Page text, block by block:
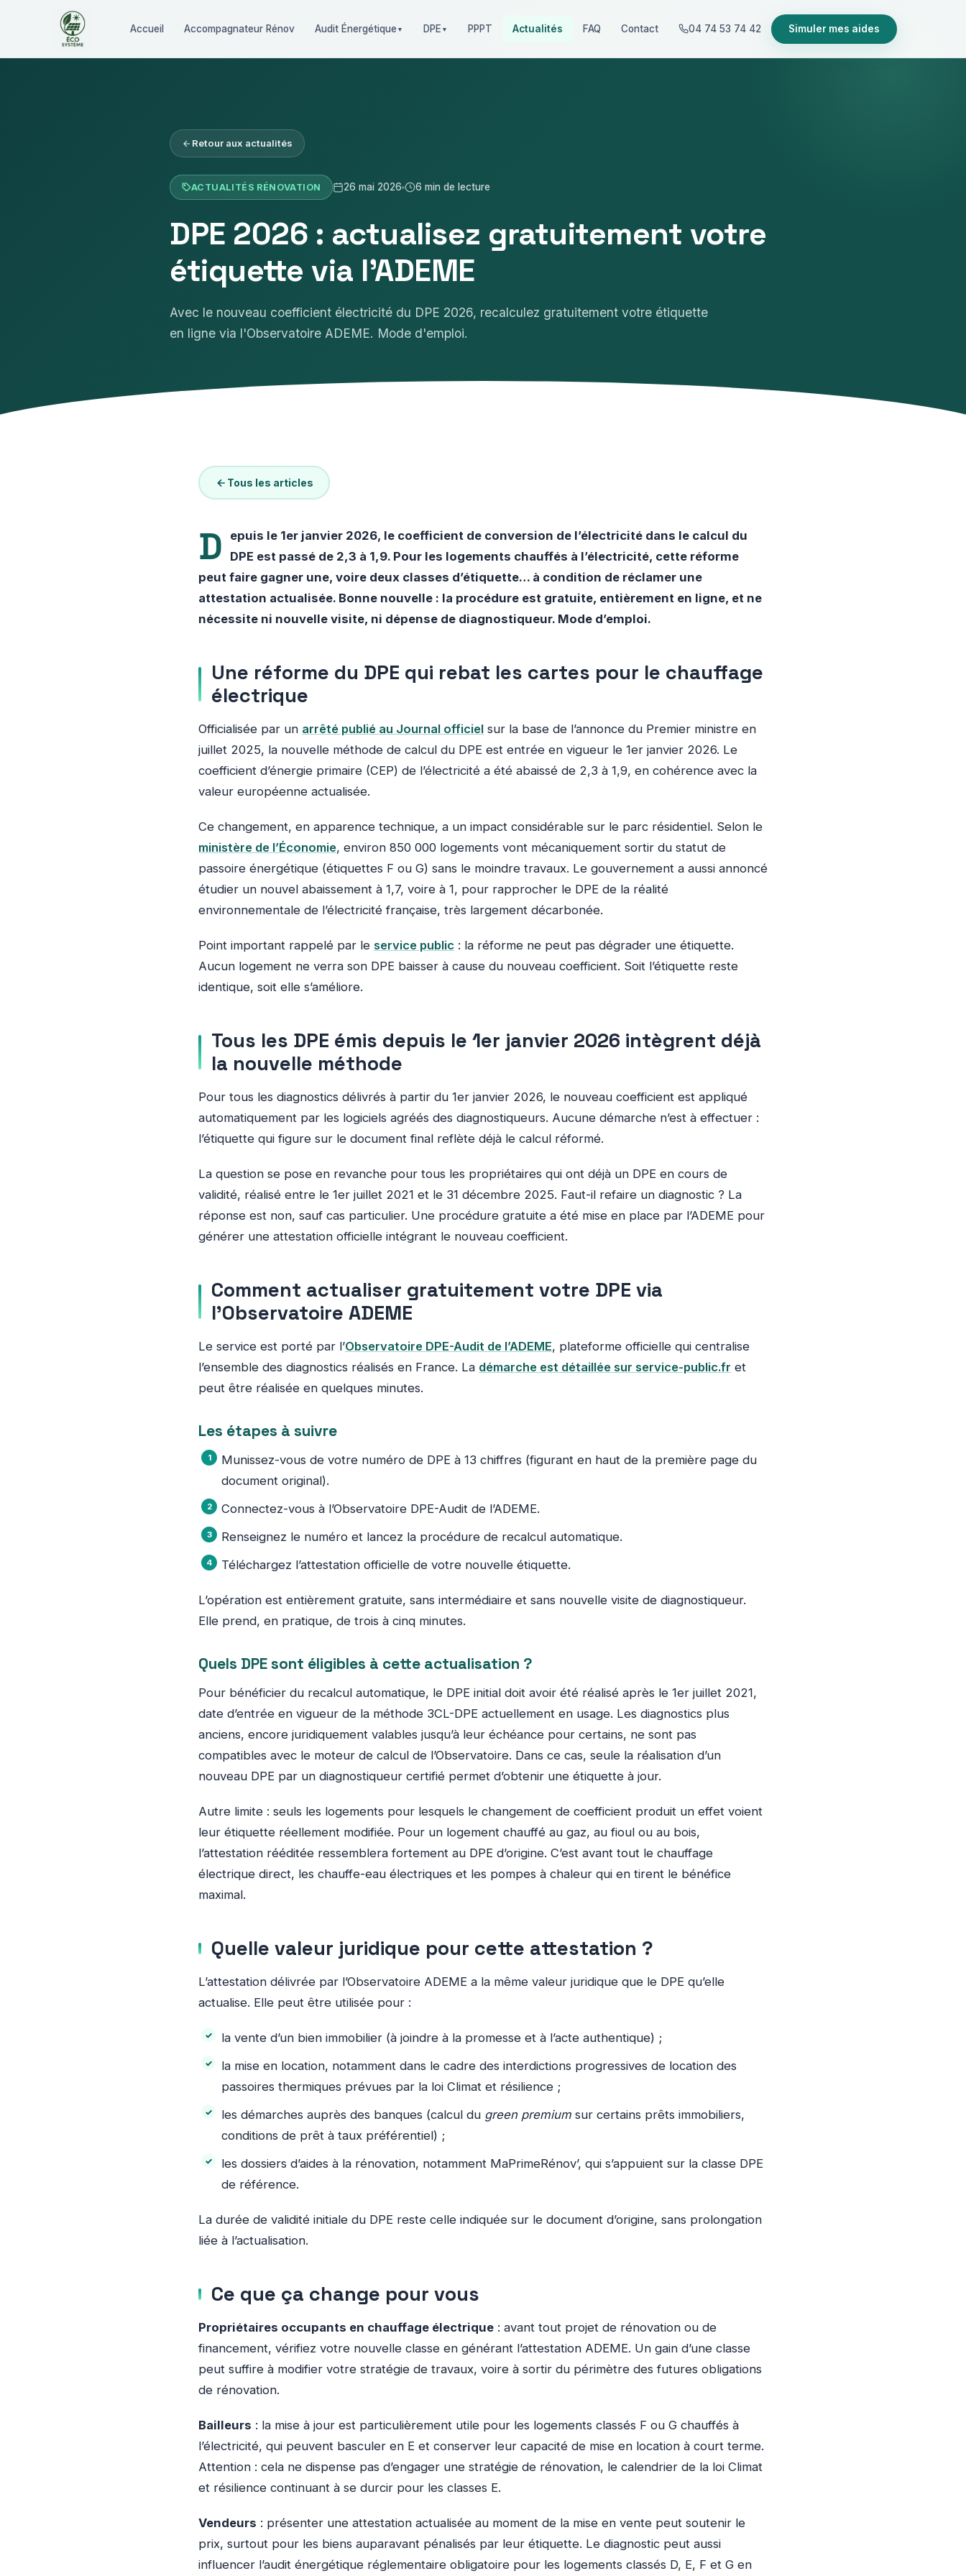
Accueil Accompagnateur Rénov Audit Énergétique ▼ DPE ▼ PPPT Actualités FAQ Contact 04 74 53 74 42 Simuler mes aides
Retour aux actualités
ACTUALITÉS RÉNOVATION 26 mai 2026 6 min de lecture
DPE 2026 : actualisez gratuitement votre
étiquette via l’ADEME
Avec le nouveau coefficient électricité du DPE 2026, recalculez gratuitement votre étiquette
en ligne via l'Observatoire ADEME. Mode d'emploi.
Tous les articles
D
epuis le 1er janvier 2026, le coefficient de conversion de l’électricité dans le calcul du
DPE est passé de 2,3 à 1,9. Pour les logements chauffés à l’électricité, cette réforme
peut faire gagner une, voire deux classes d’étiquette… à condition de réclamer une
attestation actualisée. Bonne nouvelle : la procédure est gratuite, entièrement en ligne, et ne
nécessite ni nouvelle visite, ni dépense de diagnostiqueur. Mode d’emploi.
Une réforme du DPE qui rebat les cartes pour le chauffage
électrique
Officialisée par un arrêté publié au Journal officiel sur la base de l’annonce du Premier ministre en
juillet 2025, la nouvelle méthode de calcul du DPE est entrée en vigueur le 1er janvier 2026. Le
coefficient d’énergie primaire (CEP) de l’électricité a été abaissé de 2,3 à 1,9, en cohérence avec la
valeur européenne actualisée.
Ce changement, en apparence technique, a un impact considérable sur le parc résidentiel. Selon le
ministère de l’Économie, environ 850 000 logements vont mécaniquement sortir du statut de
passoire énergétique (étiquettes F ou G) sans le moindre travaux. Le gouvernement a aussi annoncé
étudier un nouvel abaissement à 1,7, voire à 1, pour rapprocher le DPE de la réalité
environnementale de l’électricité française, très largement décarbonée.
Point important rappelé par le service public : la réforme ne peut pas dégrader une étiquette.
Aucun logement ne verra son DPE baisser à cause du nouveau coefficient. Soit l’étiquette reste
identique, soit elle s’améliore.
Tous les DPE émis depuis le 1er janvier 2026 intègrent déjà
la nouvelle méthode
Pour tous les diagnostics délivrés à partir du 1er janvier 2026, le nouveau coefficient est appliqué
automatiquement par les logiciels agréés des diagnostiqueurs. Aucune démarche n’est à effectuer :
l’étiquette qui figure sur le document final reflète déjà le calcul réformé.
La question se pose en revanche pour tous les propriétaires qui ont déjà un DPE en cours de
validité, réalisé entre le 1er juillet 2021 et le 31 décembre 2025. Faut-il refaire un diagnostic ? La
réponse est non, sauf cas particulier. Une procédure gratuite a été mise en place par l’ADEME pour
générer une attestation officielle intégrant le nouveau coefficient.
Comment actualiser gratuitement votre DPE via
l’Observatoire ADEME
Le service est porté par l’Observatoire DPE-Audit de l’ADEME, plateforme officielle qui centralise
l’ensemble des diagnostics réalisés en France. La démarche est détaillée sur service-public.fr et
peut être réalisée en quelques minutes.
Les étapes à suivre
Munissez-vous de votre numéro de DPE à 13 chiffres (figurant en haut de la première page du
document original).
Connectez-vous à l’Observatoire DPE-Audit de l’ADEME.
Renseignez le numéro et lancez la procédure de recalcul automatique.
Téléchargez l’attestation officielle de votre nouvelle étiquette.
L’opération est entièrement gratuite, sans intermédiaire et sans nouvelle visite de diagnostiqueur.
Elle prend, en pratique, de trois à cinq minutes.
Quels DPE sont éligibles à cette actualisation ?
Pour bénéficier du recalcul automatique, le DPE initial doit avoir été réalisé après le 1er juillet 2021,
date d’entrée en vigueur de la méthode 3CL-DPE actuellement en usage. Les diagnostics plus
anciens, encore juridiquement valables jusqu’à leur échéance pour certains, ne sont pas
compatibles avec le moteur de calcul de l’Observatoire. Dans ce cas, seule la réalisation d’un
nouveau DPE par un diagnostiqueur certifié permet d’obtenir une étiquette à jour.
Autre limite : seuls les logements pour lesquels le changement de coefficient produit un effet voient
leur étiquette réellement modifiée. Pour un logement chauffé au gaz, au fioul ou au bois,
l’attestation rééditée ressemblera fortement au DPE d’origine. C’est avant tout le chauffage
électrique direct, les chauffe-eau électriques et les pompes à chaleur qui en tirent le bénéfice
maximal.
Quelle valeur juridique pour cette attestation ?
L’attestation délivrée par l’Observatoire ADEME a la même valeur juridique que le DPE qu’elle
actualise. Elle peut être utilisée pour :
la vente d’un bien immobilier (à joindre à la promesse et à l’acte authentique) ;
la mise en location, notamment dans le cadre des interdictions progressives de location des
passoires thermiques prévues par la loi Climat et résilience ;
les démarches auprès des banques (calcul du green premium sur certains prêts immobiliers,
conditions de prêt à taux préférentiel) ;
les dossiers d’aides à la rénovation, notamment MaPrimeRénov’, qui s’appuient sur la classe DPE
de référence.
La durée de validité initiale du DPE reste celle indiquée sur le document d’origine, sans prolongation
liée à l’actualisation.
Ce que ça change pour vous
Propriétaires occupants en chauffage électrique : avant tout projet de rénovation ou de
financement, vérifiez votre nouvelle classe en générant l’attestation ADEME. Un gain d’une classe
peut suffire à modifier votre stratégie de travaux, voire à sortir du périmètre des futures obligations
de rénovation.
Bailleurs : la mise à jour est particulièrement utile pour les logements classés F ou G chauffés à
l’électricité, qui peuvent basculer en E et conserver leur capacité de mise en location à court terme.
Attention : cela ne dispense pas d’engager une stratégie de rénovation, le calendrier de la loi Climat
et résilience continuant à se durcir pour les classes E.
Vendeurs : présenter une attestation actualisée au moment de la mise en vente peut soutenir le
prix, surtout pour les biens auparavant pénalisés par leur étiquette. Le diagnostic peut aussi
influencer l’audit énergétique réglementaire obligatoire pour les logements classés D, E, F et G en